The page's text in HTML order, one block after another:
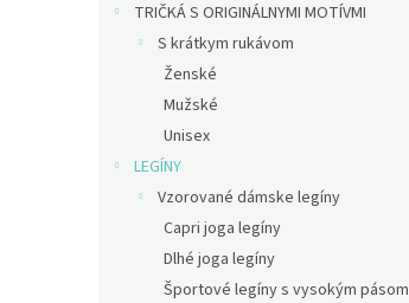
TRIČKÁ S ORIGINÁLNYMI MOTÍVMI
S krátkym rukávom
Ženské
Mužské
Unisex
LEGÍNY
Vzorované dámske legíny
Capri joga legíny
Dlhé joga legíny
Športové legíny s vysokým pásom